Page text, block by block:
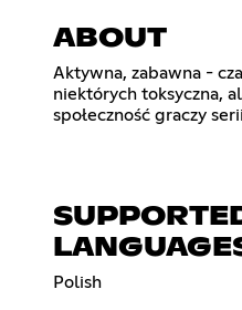
ABOUT
Aktywna, zabawna -
niektórych toksyczna,
społeczność graczy
Polish